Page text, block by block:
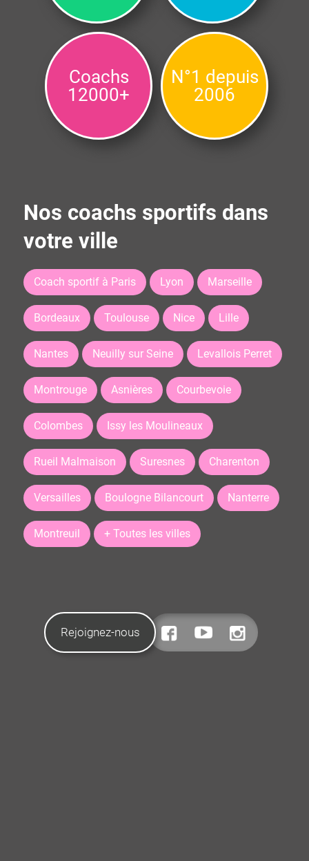
Coachs
12000+
N°1 depuis
2006
Nos coachs sportifs dans
votre ville
Coach sportif à Paris Lyon Marseille
Bordeaux Toulouse Nice Lille
Nantes Neuilly sur Seine Levallois Perret
Montrouge Asnières Courbevoie
Colombes Issy les Moulineaux
Rueil Malmaison Suresnes Charenton
Versailles Boulogne Bilancourt Nanterre
Montreuil + Toutes les villes
Rejoignez-nous